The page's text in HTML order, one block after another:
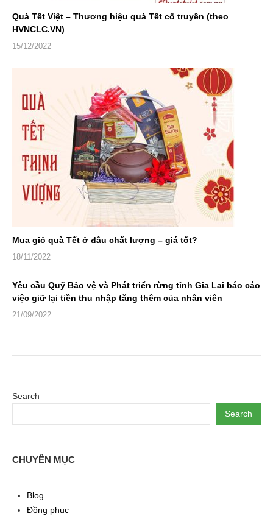
Quà Tết Việt – Thương hiệu quà Tết cổ truyền (theo
HVNCLC.VN)
15/12/2022
Mua giỏ quà Tết ở đâu chất lượng – giá tốt?
18/11/2022
Yêu cầu Quỹ Bảo vệ và Phát triển rừng tỉnh Gia Lai báo cáo
việc giữ lại tiền thu nhập tăng thêm của nhân viên
21/09/2022
Search
Search
CHUYÊN MỤC
Blog
Đồng phục